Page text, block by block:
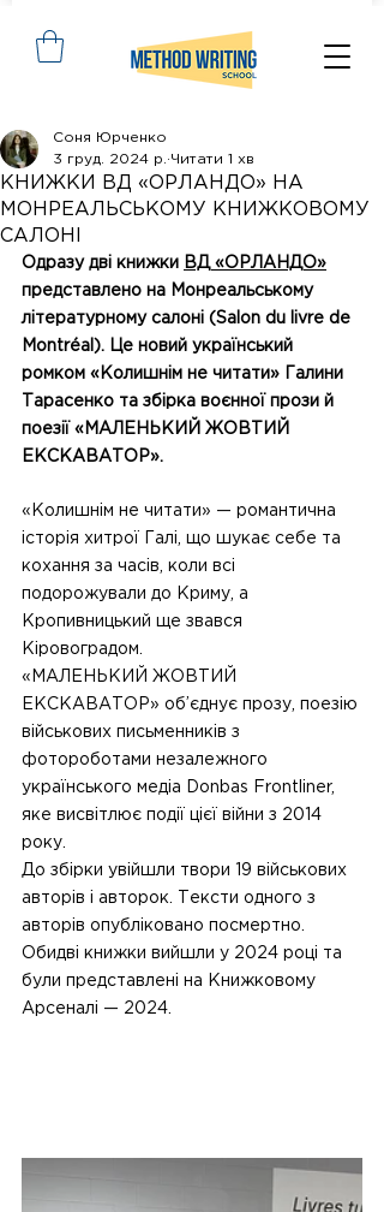
КНИЖКИ ВД «ОРЛАНДО» НА
МОНРЕАЛЬСЬКОМУ КНИЖКОВОМУ
САЛОНІ
Соня Юрченко
3 груд. 2024 р. Читати 1 хв
Одразу дві книжки
ВД «ОРЛАНДО»
представлено на Монреальському
літературному салоні (Salon du livre de
Montréal). Це новий український
ромком «Колишнім не читати» Галини
Тарасенко та збірка воєнної прози й
поезії «МАЛЕНЬКИЙ ЖОВТИЙ
ЕКСКАВАТОР».
«Колишнім не читати» — романтична
історія хитрої Галі, що шукає себе та
кохання за часів, коли всі
подорожували до Криму, а
Кропивницький ще звався
Кіровоградом.
«МАЛЕНЬКИЙ ЖОВТИЙ
ЕКСКАВАТОР» об’єднує прозу, поезію
військових письменників з
фотороботами незалежного
українського медіа Donbas Frontliner,
яке висвітлює події цієї війни з 2014
року.
До збірки увійшли твори 19 військових
авторів і авторок. Тексти одного з
авторів опубліковано посмертно.
Обидві книжки вийшли у 2024 році та
були представлені на Книжковому
Арсеналі — 2024.